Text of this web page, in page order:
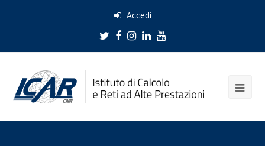
Accedi
Twitter
Facebook
Instagram
LinkedIn
Youtube